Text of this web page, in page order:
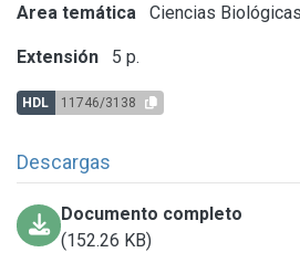
Area temática Ciencias
Extensión 5 p.
HDL 11746/3138
Descargas
Documento completo
(152.26 KB)